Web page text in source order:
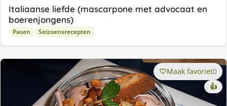
Italiaanse liefde (mascarpone met advocaat en
boerenjongens)
Pasen Seizoensrecepten
Maak favoriet0
👍